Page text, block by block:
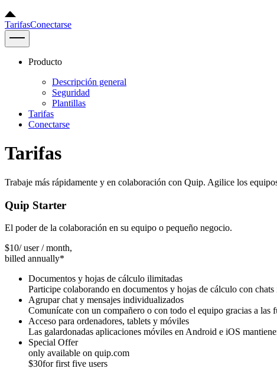
TarifasConectarse
Producto
Descripción general
Seguridad
Plantillas
Tarifas
Conectarse
Tarifas
Trabaje más rápidamente y en colaboración con Quip. Agilice los
Quip Starter
El poder de la colaboración en su equipo o pequeño negocio.
$10/ user / month,
billed annually*
Documentos y hojas de cálculo ilimitadas
Participe colaborando en documentos y hojas de cálculo con
Agrupar chat y mensajes individualizados
Comunícate con un compañero o con todo el equipo gracias a las
Acceso para ordenadores, tablets y móviles
Las galardonadas aplicaciones móviles en Android e iOS
Special Offer
only available on quip.com
$30for first five users